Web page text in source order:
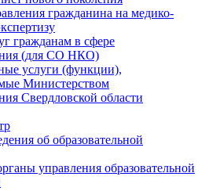
гражданина на медико-
гражданам в сфере
(для СО НКО)
услуги (функции),
Министерством
Свердловской области
об образовательной
управления образовательной